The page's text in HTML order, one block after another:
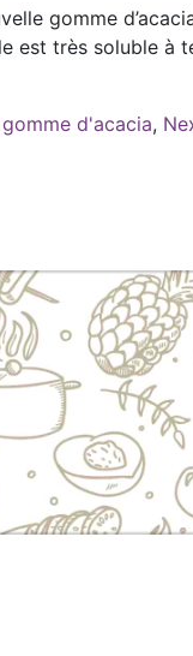
gomme
est très soluble à
gomme d'acacia,